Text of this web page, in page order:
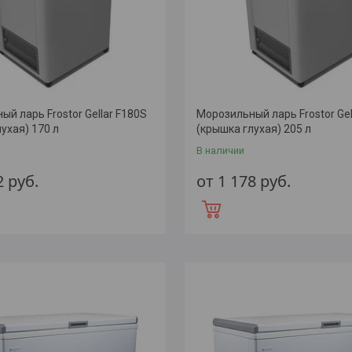
ларь Frostor Gellar F180S
170 л
руб.
Морозильный ларь Frostor
(крышка глухая) 205 л
В наличии
от 1 178 руб.